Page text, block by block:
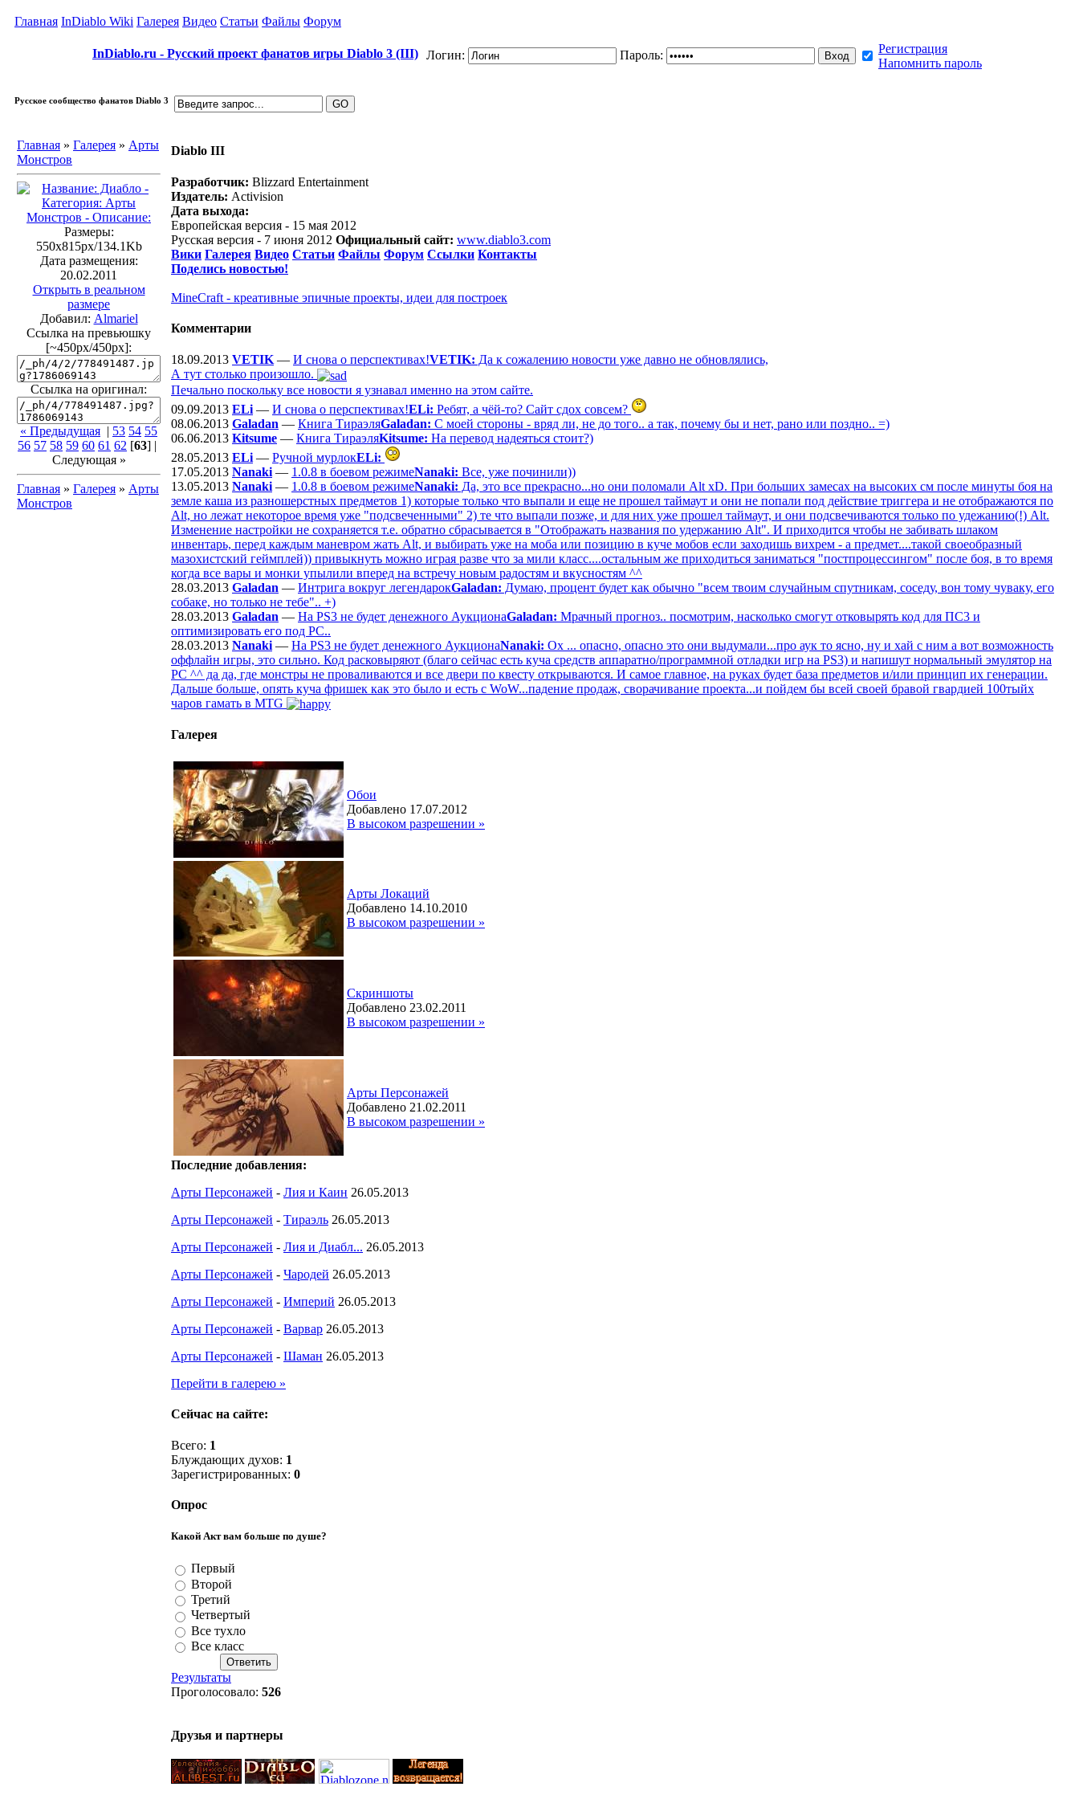
Главная InDiablo Wiki Галерея Видео Статьи Файлы Форум
InDiablo.ru - Русский проект фанатов игры Diablo 3 (III) Логин: Пароль:
Регистрация
Напомнить пароль
Русское сообщество фанатов Diablo 3
Главная » Галерея » Арты
Монстров
Размеры:
550x815px/134.1Kb
Дата размещения:
20.02.2011
Открыть в реальном
размере
Добавил: Almariel
Ссылка на превьюшку
[~450px/450px]:
Ссылка на оригинал:
« Предыдущая | 53 54 55
56 57 58 59 60 61 62 [63] |
Следующая »
Главная » Галерея » Арты
Монстров
Diablo III
Разработчик: Blizzard Entertainment
Издатель: Activision
Дата выхода:
Европейская версия - 15 мая 2012
Русская версия - 7 июня 2012 Официальный сайт: www.diablo3.com
Вики Галерея Видео Статьи Файлы Форум Ссылки Контакты
Поделись новостью!
MineCraft - креативные эпичные проекты, идеи для построек
Комментарии
18.09.2013 VETIK — И снова о перспективах!VETIK: Да к сожалению новости уже давно не обновлялись,
А тут столько произошло.
Печально поскольку все новости я узнавал именно на этом сайте.
09.09.2013 ELi — И снова о перспективах!ELi: Ребят, а чёй-то? Сайт сдох совсем?
08.06.2013 Galadan — Книга ТираэляGaladan: С моей стороны - вряд ли, не до того.. а так, почему бы и нет, рано или поздно.. =)
06.06.2013 Kitsume — Книга ТираэляKitsume: На перевод надеяться стоит?)
28.05.2013 ELi — Ручной мурлокELi:
17.05.2013 Nanaki — 1.0.8 в боевом режимеNanaki: Все, уже починили))
13.05.2013 Nanaki — 1.0.8 в боевом режимеNanaki: Да, это все прекрасно...но они поломали Alt xD. При больших замесах на высоких см после минуты боя на
земле каша из разношерстных предметов 1) которые только что выпали и еще не прошел таймаут и они не попали под действие триггера и не отображаются по
Alt, но лежат некоторое время уже "подсвеченными" 2) те что выпали позже, и для них уже прошел таймаут, и они подсвечиваются только по удежанию(!) Alt.
Изменение настройки не сохраняется т.е. обратно сбрасывается в "Отображать названия по удержанию Alt". И приходится чтобы не забивать шлаком
инвентарь, перед каждым маневром жать Alt, и выбирать уже на моба или позицию в куче мобов если заходишь вихрем - а предмет....такой своеобразный
мазохистский геймплей)) привыкнуть можно играя разве что за мили класс....остальным же приходиться заниматься "постпроцессингом" после боя, в то время
когда все вары и монки упылили вперед на встречу новым радостям и вкусностям ^^
28.03.2013 Galadan — Интрига вокруг легендарокGaladan: Думаю, процент будет как обычно "всем твоим случайным спутникам, соседу, вон тому чуваку, его
собаке, но только не тебе".. +)
28.03.2013 Galadan — На PS3 не будет денежного АукционаGaladan: Мрачный прогноз.. посмотрим, насколько смогут отковырять код для ПС3 и
оптимизировать его под РС..
28.03.2013 Nanaki — На PS3 не будет денежного АукционаNanaki: Ох ... опасно, опасно это они выдумали...про аук то ясно, ну и хай с ним а вот возможность
оффлайн игры, это сильно. Код расковыряют (благо сейчас есть куча средств аппаратно/программной отладки игр на PS3) и напишут нормальный эмулятор на
PC ^^ да да, где монстры не проваливаются и все двери по квесту открываются. И самое главное, на руках будет база предметов и/или принцип их генерации.
Дальше больше, опять куча фришек как это было и есть с WoW...падение продаж, сворачивание проекта...и пойдем бы всей своей бравой гвардией 100тыйх
чаров гамать в MTG
Галерея
Обои
Добавлено 17.07.2012
В высоком разрешении »
Арты Локаций
Добавлено 14.10.2010
В высоком разрешении »
Скриншоты
Добавлено 23.02.2011
В высоком разрешении »
Арты Персонажей
Добавлено 21.02.2011
В высоком разрешении »
Последние добавления:
Арты Персонажей - Лия и Каин 26.05.2013
Арты Персонажей - Тираэль 26.05.2013
Арты Персонажей - Лия и Диабл... 26.05.2013
Арты Персонажей - Чародей 26.05.2013
Арты Персонажей - Империй 26.05.2013
Арты Персонажей - Варвар 26.05.2013
Арты Персонажей - Шаман 26.05.2013
Перейти в галерею »
Сейчас на сайте:
Всего: 1
Блуждающих духов: 1
Зарегистрированных: 0
Опрос
Какой Акт вам больше по душе?
Первый
Второй
Третий
Четвертый
Все тухло
Все класс
Результаты
Проголосовало: 526
Друзья и партнеры